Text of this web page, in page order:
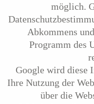
möglich.
Abkommens
Programm des
Google wird diese
Ihre Nutzung der
über die